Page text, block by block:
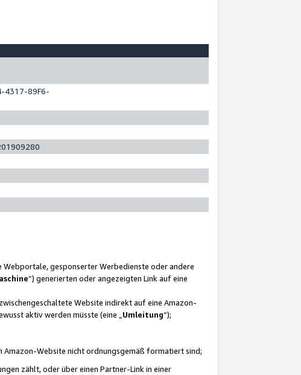
4317-89F6-
Webportale, gesponserter Werbedienste oder andere
“) generierten oder angezeigten Link auf eine
Website indirekt auf eine Amazon-
aktiv werden müsste (eine „ Umleitung“);
Website nicht ordnungsgemäß formatiert sind;
zählt, oder über einen Partner-Link in einer